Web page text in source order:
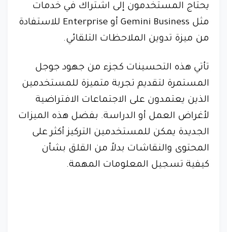
يحتاج المستخدمون إلى اشتراك في خدمات
مثل Gemini Business أو Enterprise للاستفادة
من ميزة تدوين الملاحظات التلقائي.
تأتي هذه التحسينات كجزء من جهود جوجل
المستمرة لتقديم تجربة متميزة للمستخدمين
الذين يعتمدون على الاجتماعات الافتراضية
لأغراض العمل أو الدراسة. بفضل هذه الميزات
الجديدة يمكن للمستخدمين التركيز أكثر على
المحتوى والنقاشات بدلاً من القلق بشأن
كيفية تسجيل المعلومات المهمة.